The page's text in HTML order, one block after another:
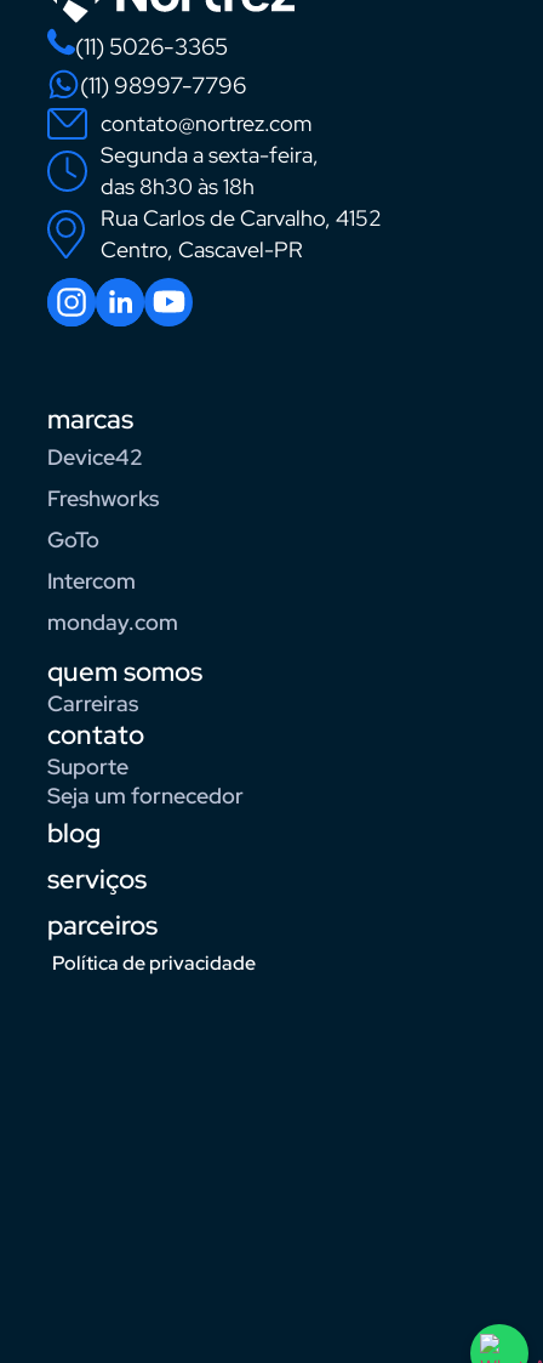
(11) 5026-3365
(11) 98997-7796
contato@nortrez.com
Segunda a sexta-feira,
das 8h30 às 18h
Rua Carlos de Carvalho, 4152
Centro, Cascavel-PR
marcas
Device42
Freshworks
GoTo
Intercom
monday.com
quem somos
Carreiras
contato
Suporte
Seja um fornecedor
blog
serviços
parceiros
Política de privacidade